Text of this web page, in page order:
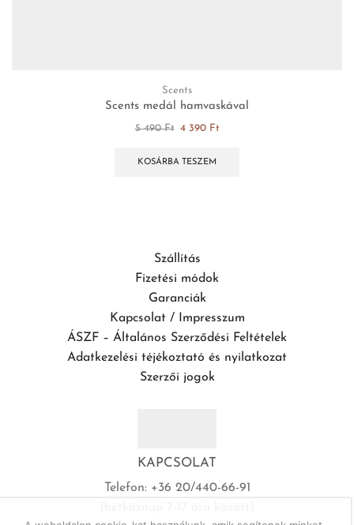
Scents
Scents medál hamvaskával
5 490Ft 4 390 Ft
KOSÁRBA TESZEM
Szállítás
Fizetési módok
Garanciák
Kapcsolat / Impresszum
ÁSZF – Általános Szerződési Feltételek
Adatkezelési téjékoztató és nyilatkozat
Szerzői jogok
KAPCSOLAT
Telefon: +36 20/440-66-91